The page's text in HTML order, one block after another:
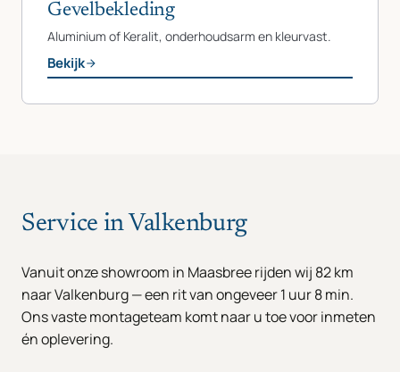
Gevelbekleding
Aluminium of Keralit, onderhoudsarm en kleurvast.
Bekijk
Service in Valkenburg
Vanuit onze showroom in Maasbree rijden wij 82 km
naar Valkenburg — een rit van ongeveer 1 uur 8 min.
Ons vaste montageteam komt naar u toe voor inmeten
én oplevering.